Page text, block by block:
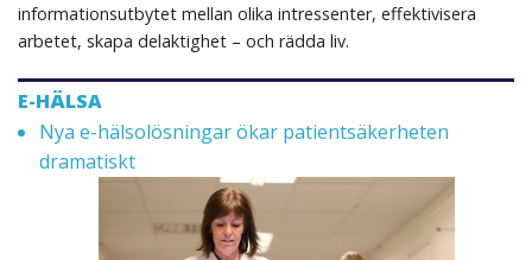
informationsutbytet mellan olika intressenter, effektivisera
arbetet, skapa delaktighet – och rädda liv.
E-HÄLSA
Nya e-hälsolösningar ökar patientsäkerheten
dramatiskt